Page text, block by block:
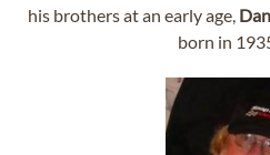
his brothers at an early age,
born in